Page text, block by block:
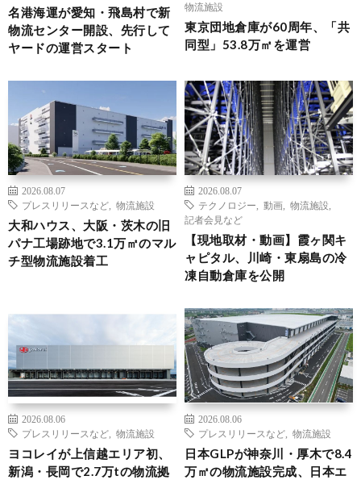
名港海運が愛知・飛島村で新
物流センター開設、先行して
ヤードの運営スタート
物流施設
東京団地倉庫が60周年、「共
同型」53.8万㎡を運営
2026.08.07
プレスリリースなど
物流施設
大和ハウス、大阪・茨木の旧
パナ工場跡地で3.1万㎡のマル
チ型物流施設着工
2026.08.07
テクノロジー
動画 物流施設
記者会見など
【現地取材・動画】霞ヶ関キ
ャピタル、川崎・東扇島の冷
凍自動倉庫を公開
2026.08.06
プレスリリースなど
物流施設
ヨコレイが上信越エリア初、
新潟・長岡で2.7万tの物流拠
2026.08.06
プレスリリースなど
物流施設
日本GLPが神奈川・厚木で8.4
万㎡の物流施設完成、日本エ